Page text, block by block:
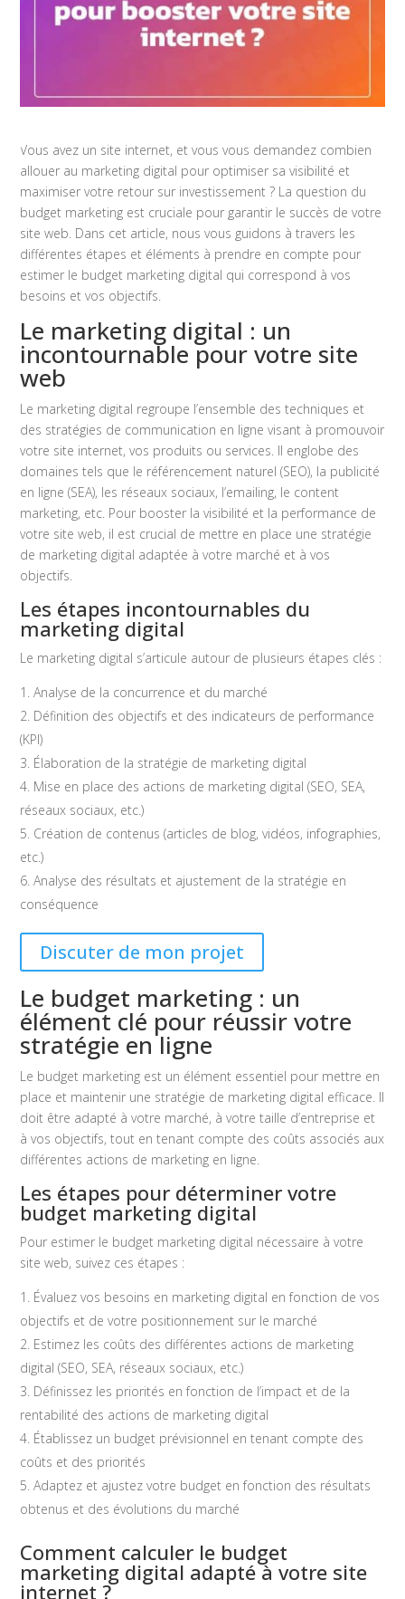
Vous avez un site internet, et vous vous demandez combien
allouer au marketing digital pour optimiser sa visibilité et
maximiser votre retour sur investissement ? La question du
budget marketing est cruciale pour garantir le succès de votre
site web. Dans cet article, nous vous guidons à travers les
différentes étapes et éléments à prendre en compte pour
estimer le budget marketing digital qui correspond à vos
besoins et vos objectifs.
Le marketing digital : un
incontournable pour votre site
web
Le marketing digital regroupe l’ensemble des techniques et
des stratégies de communication en ligne visant à promouvoir
votre site internet, vos produits ou services. Il englobe des
domaines tels que le référencement naturel (SEO), la publicité
en ligne (SEA), les réseaux sociaux, l’emailing, le content
marketing, etc. Pour booster la visibilité et la performance de
votre site web, il est crucial de mettre en place une stratégie
de marketing digital adaptée à votre marché et à vos
objectifs.
Les étapes incontournables du
marketing digital
Le marketing digital s’articule autour de plusieurs étapes clés :
Analyse de la concurrence et du marché
Définition des objectifs et des indicateurs de performance
(KPI)
Élaboration de la stratégie de marketing digital
Mise en place des actions de marketing digital (SEO, SEA,
réseaux sociaux, etc.)
Création de contenus (articles de blog, vidéos, infographies,
etc.)
Analyse des résultats et ajustement de la stratégie en
conséquence
Discuter de mon projet
Le budget marketing : un
élément clé pour réussir votre
stratégie en ligne
Le budget marketing est un élément essentiel pour mettre en
place et maintenir une stratégie de marketing digital efficace. Il
doit être adapté à votre marché, à votre taille d’entreprise et
à vos objectifs, tout en tenant compte des coûts associés aux
différentes actions de marketing en ligne.
Les étapes pour déterminer votre
budget marketing digital
Pour estimer le budget marketing digital nécessaire à votre
site web, suivez ces étapes :
Évaluez vos besoins en marketing digital en fonction de vos
objectifs et de votre positionnement sur le marché
Estimez les coûts des différentes actions de marketing
digital (SEO, SEA, réseaux sociaux, etc.)
Définissez les priorités en fonction de l’impact et de la
rentabilité des actions de marketing digital
Établissez un budget prévisionnel en tenant compte des
coûts et des priorités
Adaptez et ajustez votre budget en fonction des résultats
obtenus et des évolutions du marché
Comment calculer le budget
marketing digital adapté à votre site
internet ?